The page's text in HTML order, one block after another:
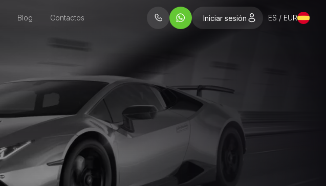
Blog Contactos Iniciar sesión ES / EUR